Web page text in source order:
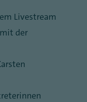
Livestream
der